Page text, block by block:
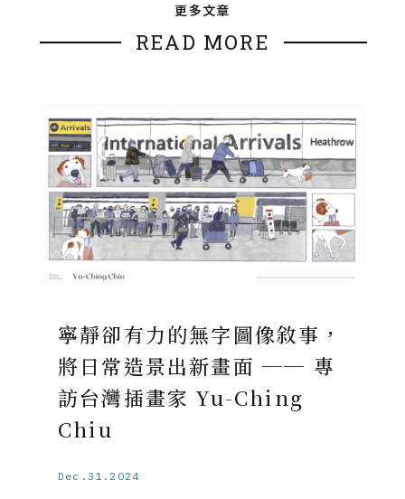
更多文章
READ MORE
寧靜卻有力的無字圖像敘事，
將日常造景出新畫面 ── 專
訪台灣插畫家 Yu-Ching
Chiu
Dec.31.2024